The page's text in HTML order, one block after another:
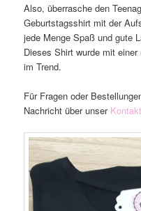
Also, überrasche den
Geburtstagsshirt mit der
jede Menge Spaß und gute
Dieses Shirt wurde mit
im Trend.
Für Fragen oder
Nachricht über unser